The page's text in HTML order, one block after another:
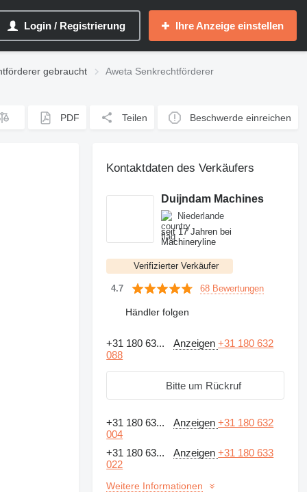
Login / Registrierung Ihre Anzeige einstellen
gebraucht Aweta Senkrechtförderer
PDF Teilen Beschwerde einreichen
Kontaktdaten des Verkäufers
Duijndam Machines
Niederlande
seit 17 Jahren bei
Machineryline
Verifizierter Verkäufer
4.7 68 Bewertungen
Händler folgen
+31 180 63... Anzeigen+31 180 632
088
Bitte um Rückruf
+31 180 63... Anzeigen+31 180 632
004
+31 180 63...
Anzeigen+31 180 633
022
Weitere Informationen